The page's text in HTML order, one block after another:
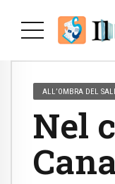
ALL’OMBRA DEL
Nel